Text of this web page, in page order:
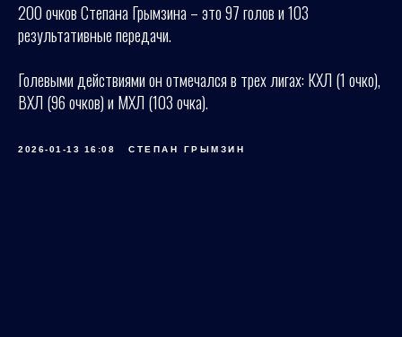
200 очков Степана Грымзина – это 97 голов и 103
результативные передачи.
Голевыми действиями он отмечался в трех лигах: КХЛ (1 очко),
ВХЛ (96 очков) и МХЛ (103 очка).
2026-01-13 16:08 СТЕПАН ГРЫМЗИН